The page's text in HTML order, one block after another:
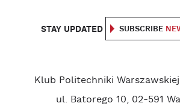
STAY UPDATED SUBSCRIBE
Klub Politechniki Warszawskiej
ul. Batorego 10, 02-591